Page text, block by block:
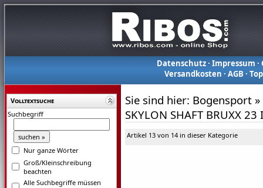
Datenschutz· Impressum ·
Versandkosten ·AGB ·
Volltextsuche
Suchbegriff
Nur ganze Wörter
Groß/Kleinschreibung
beachten
Alle Suchbegriffe müssen
Sie sind hier: Bogensport »
SKYLON SHAFT BRUXX 23
Artikel 13 von 14 in dieser Kategorie